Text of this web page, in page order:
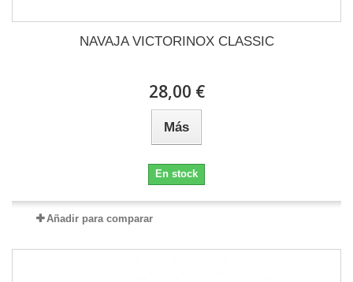
NAVAJA VICTORINOX CLASSIC
28,00 €
Más
En stock
Añadir para comparar